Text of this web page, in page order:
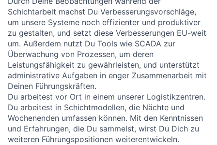
Schichtarbeit machst Du Verbesserungsvorschläge,
um unsere Systeme noch effizienter und produktiver
zu gestalten, und setzt diese Verbesserungen EU-weit
um. Außerdem nutzt Du Tools wie SCADA zur
Überwachung von Prozessen, um deren
Leistungsfähigkeit zu gewährleisten, und unterstützt
administrative Aufgaben in enger Zusammenarbeit mit
Deinen Führungskräften.
Du arbeitest vor Ort in einem unserer Logistikzentren.
Du arbeitest in Schichtmodellen, die Nächte und
Wochenenden umfassen können. Mit den Kenntnissen
und Erfahrungen, die Du sammelst, wirst Du Dich zu
weiteren Führungspositionen weiterentwickeln.